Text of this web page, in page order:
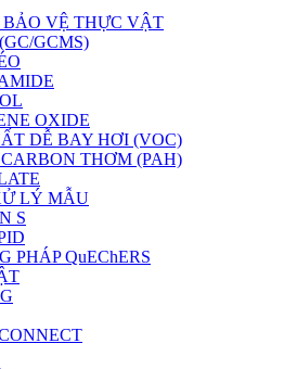
BẢO VỆ THỰC VẬT
GCMS)
OXIDE
DỄ BAY HƠI (VOC)
THƠM (PAH)
LÝ MẪU
S
PHÁP QuEChERS